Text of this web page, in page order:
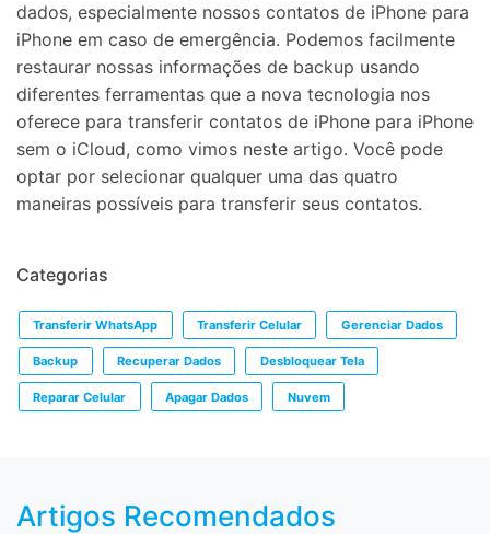
dados, especialmente nossos contatos de iPhone para
iPhone em caso de emergência. Podemos facilmente
restaurar nossas informações de backup usando
diferentes ferramentas que a nova tecnologia nos
oferece para transferir contatos de iPhone para iPhone
sem o iCloud, como vimos neste artigo. Você pode
optar por selecionar qualquer uma das quatro
maneiras possíveis para transferir seus contatos.
Categorias
Transferir WhatsApp Transferir Celular Gerenciar Dados
Backup Recuperar Dados Desbloquear Tela
Reparar Celular Apagar Dados Nuvem
Artigos Recomendados